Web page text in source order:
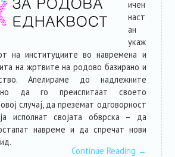
ичен
наст
ан
укаж
на институциите во навремена и
на жртвите на родово базирано и
Апелираме до надлежните
да го преиспитаат своето
случај, да преземат одговорност
исполнат својата обврска – да
навреме и да спречат нови
Continue Reading →